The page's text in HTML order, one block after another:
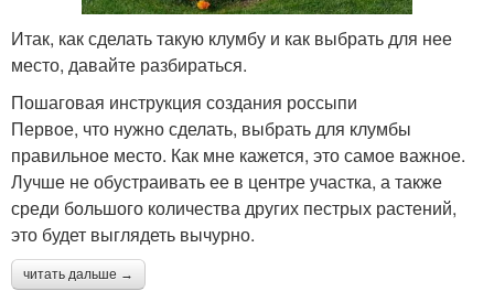
Итак, как сделать такую клумбу и как выбрать для нее
место, давайте разбираться.
Пошаговая инструкция создания россыпи
Первое, что нужно сделать, выбрать для клумбы
правильное место. Как мне кажется, это самое важное.
Лучше не обустраивать ее в центре участка, а также
среди большого количества других пестрых растений,
это будет выглядеть вычурно.
читать дальше →